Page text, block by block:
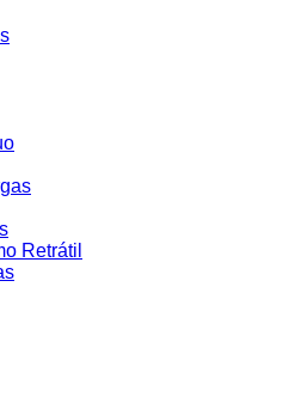
Retrátil